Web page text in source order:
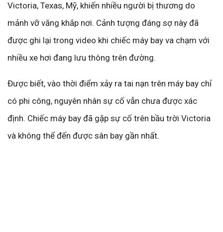
Victoria, Texas, Mỹ, khiến nhiều người bị thương do
mảnh vỡ văng khắp nơi. Cảnh tượng đáng sợ này đã
được ghi lại trong video khi chiếc máy bay va chạm với
nhiều xe hơi đang lưu thông trên đường.
Được biết, vào thời điểm xảy ra tai nạn trên máy bay chỉ
có phi công, nguyên nhân sự cố vẫn chưa được xác
định. Chiếc máy bay đã gặp sự cố trên bầu trời Victoria
và không thể đến được sân bay gần nhất.